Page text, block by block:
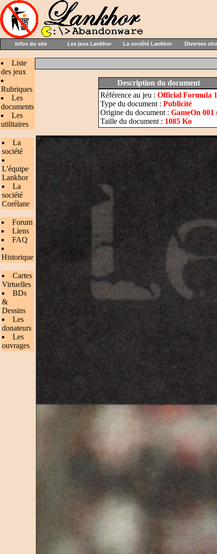
Infos du site Les jeux Lankhor La société Lankhor Diverses
Liste
des jeux
Rubriques
Les
documents
Les
utilitaires
La
société
L'équipe
Lankhor
La
société
Corélane
Forum
Liens
FAQ
Historique
Cartes
Virtuelles
BDs
&
Dessins
Les
donateurs
Les
ouvrages
Description du document
Référence au jeu : Official Formula
Type du document : Publicité
Origine du document : GameOn 001
Taille du document : 1085 Ko